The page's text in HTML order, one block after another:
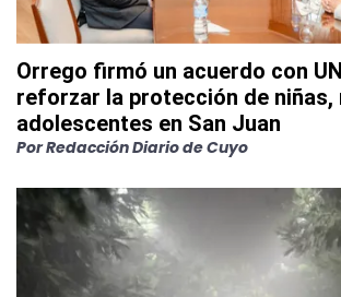
Orrego firmó un acuerdo con
reforzar la protección de niñas,
adolescentes en San Juan
PorRedacción Diario de Cuyo